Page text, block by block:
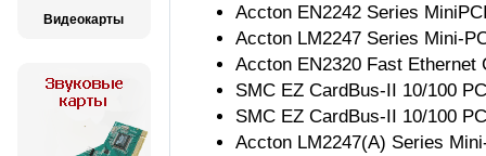
Видеокарты
Accton EN2242 Series
Accton LM2247 Series Mini-
Accton EN2320 Fast Ethernet
SMC EZ CardBus-II 10/100
SMC EZ CardBus-II 10/100
Accton LM2247(A) Series